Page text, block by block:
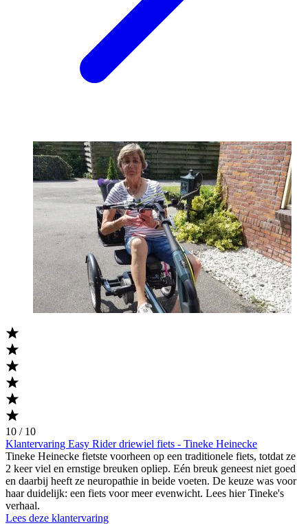
10 / 10
Klantervaring Easy Rider driewiel fiets - Tineke Heinecke
Tineke Heinecke fietste voorheen op een traditionele fiets, totdat ze
2 keer viel en ernstige breuken opliep. Eén breuk geneest niet goed
en daarbij heeft ze neuropathie in beide voeten. De keuze was voor
haar duidelijk: een fiets voor meer evenwicht. Lees hier Tineke's
verhaal.
Lees deze klantervaring